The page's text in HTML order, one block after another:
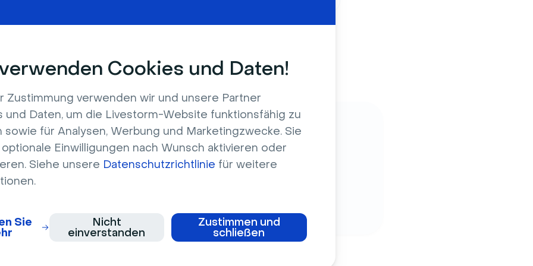
Cookies und Daten!
Zustimmung verwenden wir und unsere Partner
und Daten, um die Livestorm-Website funktionsfähig zu
sowie für Analysen, Werbung und Marketingzwecke. Sie
Einwilligungen nach Wunsch aktivieren oder
Siehe unsere Datenschutzrichtlinie für weitere
Zustimmen und
schließen
Nicht
einverstanden
Sie
Unternehmen & Produktaktualisierungen
mit Livestorm Nachrichten und
Kontakt.